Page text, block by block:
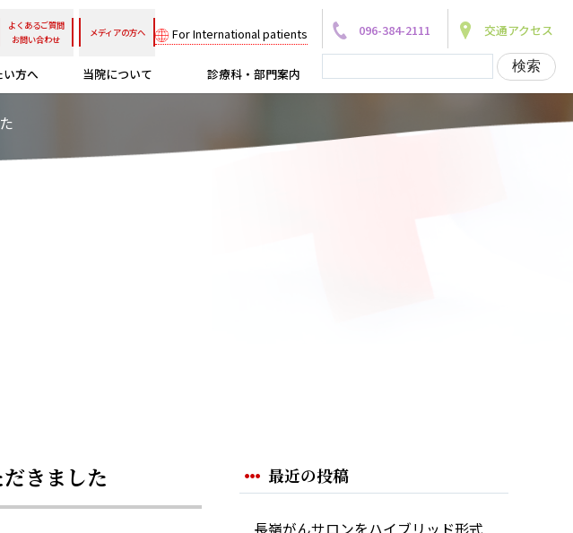
よくあるご質問
お問い合わせ
メディアの方へ For International patients
方へ 当院について 診療科・部門案内
096-384-2111 交通アクセス
きました 最近の投稿